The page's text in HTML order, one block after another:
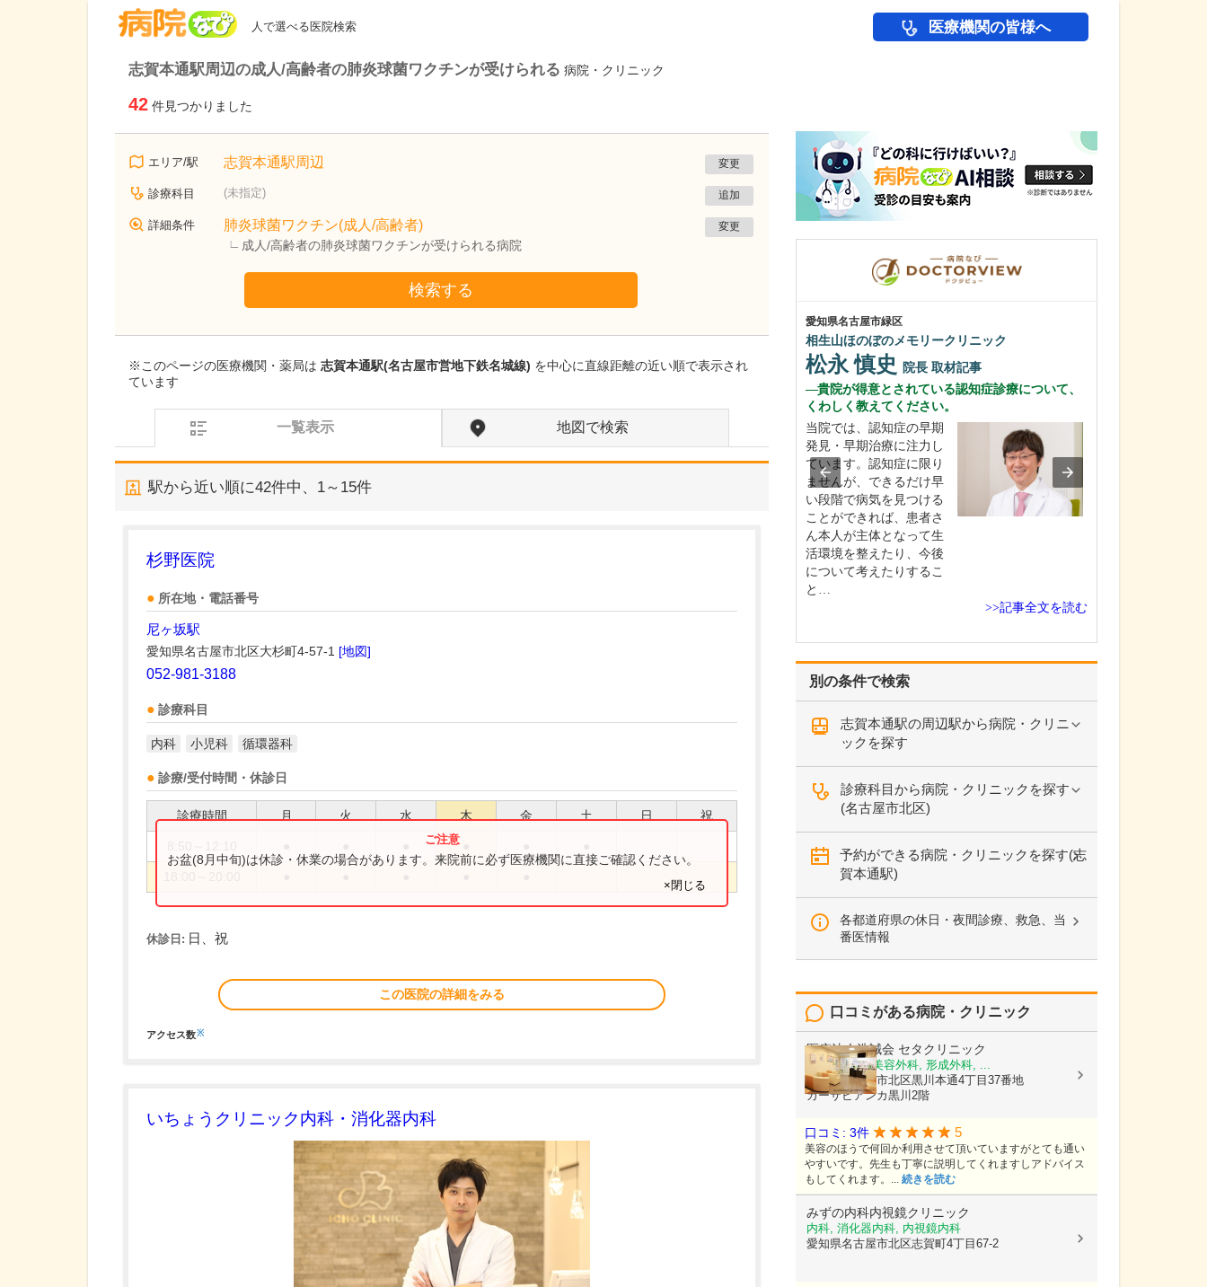
人で選べる医院検索 医療機関の皆様へ
志賀本通駅周辺の成人/高齢者の肺炎球菌ワクチンが受けられる 病院・クリニック
42 件見つかりました
エリア/駅 志賀本通駅周辺 変更
診療科目 (未指定) 追加
詳細条件 肺炎球菌ワクチン(成人/高齢者)
成人/高齢者の肺炎球菌ワクチンが受けられる病院
変更
検索する
※このページの医療機関・薬局は 志賀本通駅(名古屋市営地下鉄名城線) を中心に直線距離の近い順で表示され
ています
一覧表示 地図で検索
駅から近い順に42件中、 1～15件
杉野医院
所在地・電話番号
尼ヶ坂駅
愛知県名古屋市北区大杉町4-57-1 [地図]
052-981-3188
診療科目
内科 小児科 循環器科
診療/受付時間・休診日
診療時間 月 火 水 木 金 土 日 祝
お盆(8月中旬)は休診・休業の場合があります。来院前に必ず医療機関に直接ご確認ください。
×閉じる
休診日: 日、祝
この医院の詳細をみる
アクセス数※
いちょうクリニック内科・消化器内科
別の条件で検索
志賀本通駅の周辺駅から病院・クリニ
ックを探す
診療科目から病院・クリニックを探す
(名古屋市北区)
予約ができる病院・クリニックを探す(志
賀本通駅)
各都道府県の休日・夜間診療、救急、当
番医情報
口コミがある病院・クリニック
医療法人浩誠会 セタクリニック
美容皮膚科, 美容外科, 形成外科, ...
愛知県名古屋市北区黒川本通4丁目37番地
カーサビアンカ黒川2階
口コミ: 3件 5
美容のほうで何回か利用させて頂いていますがとても通い
やすいです。先生も丁寧に説明してくれますしアドバイス
もしてくれます。... 続きを読む
みずの内科内視鏡クリニック
内科, 消化器内科, 内視鏡内科
愛知県名古屋市北区志賀町4丁目67-2
尾張旭にいのみ内科消化器内科クリニック
新家 卓郎院長取材記事
い。
まずは患者さんとじっく
りお話し、何に困ってい
るのか、どうしたいのか
愛知県名古屋市緑区
相生山ほのぼのメモリークリニック
松永 慎史 院長 取材記事
貴院が得意とされている認知症診療について、
くわしく教えてください。
当院では、認知症の早期
発見・早期治療に注力し
ています。認知症に限り
ませんが、できるだけ早
い段階で病気を見つける
ことができれば、患者さ
ん本人が主体となって生
活環境を整えたり、今後
について考えたりするこ
と…
>>記事全文を読む